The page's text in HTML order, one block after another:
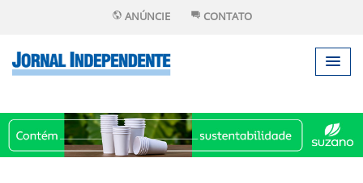
ANÚNCIE CONTATO